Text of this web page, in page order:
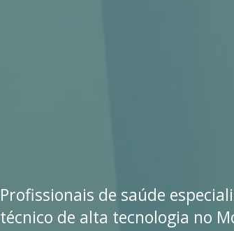
Profissionais de saúde
técnico de alta tecnologia no